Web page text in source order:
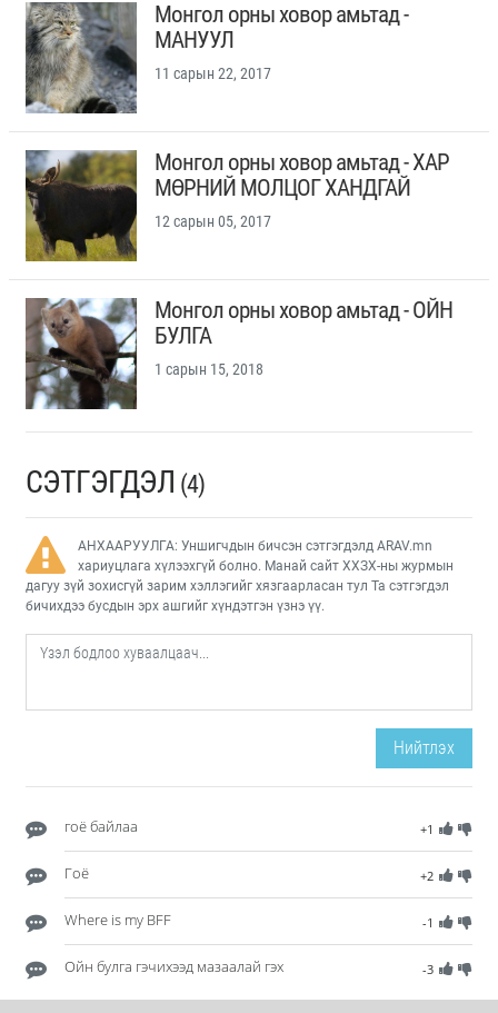
Монгол орны ховор амьтад -
МАНУУЛ
11 сарын 22, 2017
Монгол орны ховор амьтад - ХАР
МӨРНИЙ МОЛЦОГ ХАНДГАЙ
12 сарын 05, 2017
Монгол орны ховор амьтад - ОЙН
БУЛГА
1 сарын 15, 2018
СЭТГЭГДЭЛ (4)
АНХААРУУЛГА: Уншигчдын бичсэн сэтгэгдэлд ARAV.mn
хариуцлага хүлээхгүй болно. Манай сайт ХХЗХ-ны журмын
дагуу зүй зохисгүй зарим хэллэгийг хязгаарласан тул Та сэтгэгдэл
бичихдээ бусдын эрх ашгийг хүндэтгэн үзнэ үү.
Нийтлэх
+1
гоё байлаа
+2
Гоё
-1
Where is my BFF
-3
Ойн булга гэчихээд мазаалай гэх